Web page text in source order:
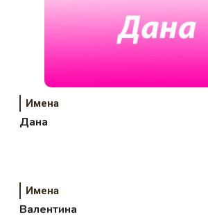
Имена
Дана
Имена
Валентина